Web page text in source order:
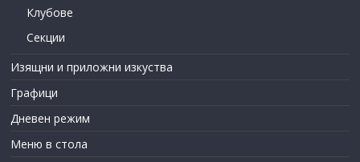
Клубове
Секции
Изящни и приложни изкуства
Графици
Дневен режим
Меню в стола